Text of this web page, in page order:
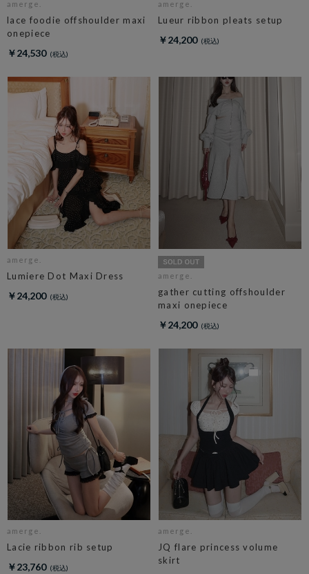
amerge.
lace foodie offshoulder maxi
onepiece
￥24,530
amerge.
Lueur ribbon pleats setup
￥24,200
amerge.
Lumiere Dot Maxi Dress
￥24,200
amerge.
gather cutting offshoulder
maxi onepiece
￥24,200
amerge.
Lacie ribbon rib setup
￥23,760
amerge.
JQ flare princess volume
skirt